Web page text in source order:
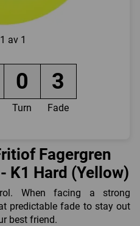
1 av 1
0 3
Turn Fade
Fagergren
K1 Hard (Yellow)
When facing a strong
predictable fade to stay out
best friend.